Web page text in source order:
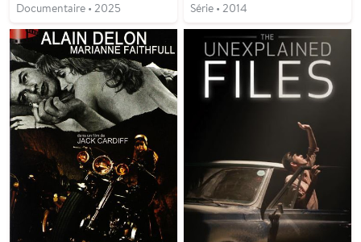
Documentaire • 2025 Série • 2014